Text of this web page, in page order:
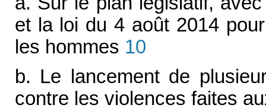
et la loi du 4 août 2014
les hommes 10
b. Le lancement de
contre les violences faites